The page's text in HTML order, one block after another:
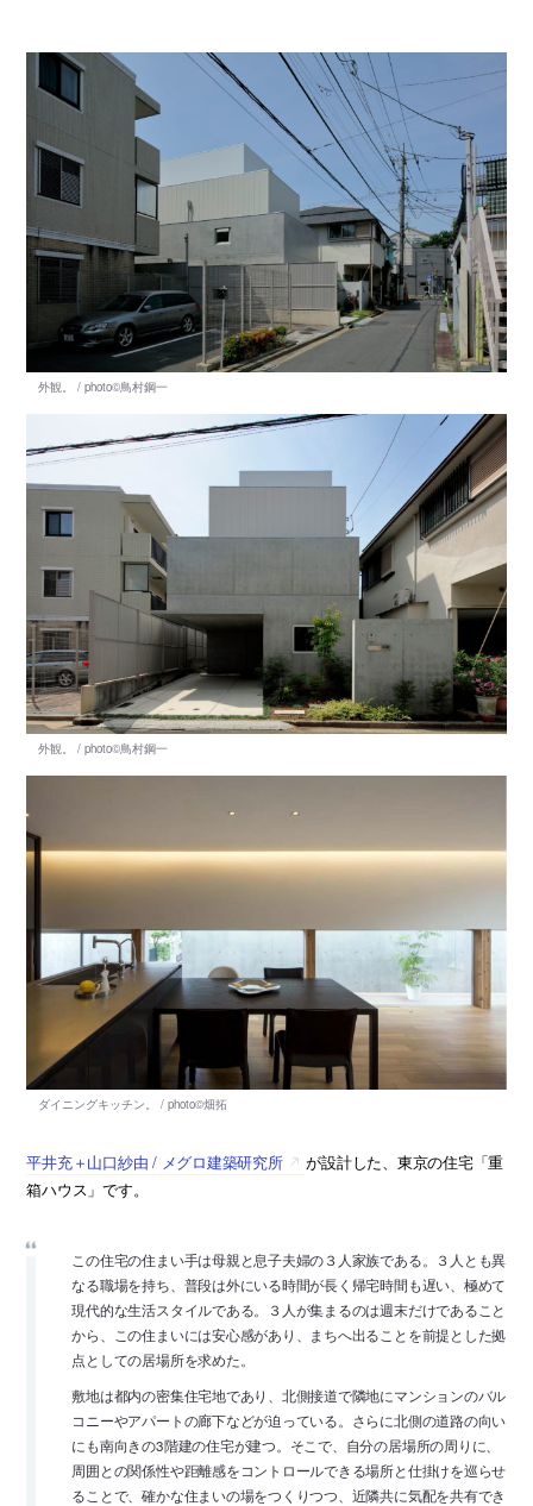
平井充＋山口紗由 / メグロ建築研究所
が設計した、東京の住宅「重
箱ハウス」です。
この住宅の住まい手は母親と息子夫婦の３人家族である。３人とも異
なる職場を持ち、普段は外にいる時間が長く帰宅時間も遅い、極めて
現代的な生活スタイルである。３人が集まるのは週末だけであること
から、この住まいには安心感があり、まちへ出ることを前提とした拠
点としての居場所を求めた。
敷地は都内の密集住宅地であり、北側接道で隣地にマンションのバル
コニーやアパートの廊下などが迫っている。さらに北側の道路の向い
にも南向きの3階建の住宅が建つ。そこで、自分の居場所の周りに、
周囲との関係性や距離感をコントロールできる場所と仕掛けを巡らせ
ることで、確かな住まいの場をつくりつつ、近隣共に気配を共有でき